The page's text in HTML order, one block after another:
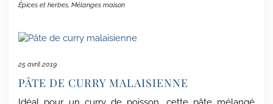
Épices et herbes, Mélanges maison
25 avril 2019
PÂTE DE CURRY MALAISIENNE